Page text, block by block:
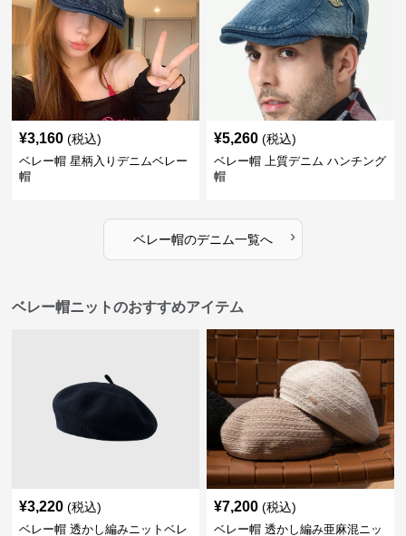
¥3,160 (税込)
ベレー帽 星柄入りデニムベレー
帽
¥5,260 (税込)
ベレー帽 上質デニム ハンチング
帽
ベレー帽のデニム一覧へ ›
ベレー帽ニットのおすすめアイテム
¥3,220 (税込)
ベレー帽 透かし編みニットベレ
¥7,200 (税込)
ベレー帽 透かし編み亜麻混ニッ